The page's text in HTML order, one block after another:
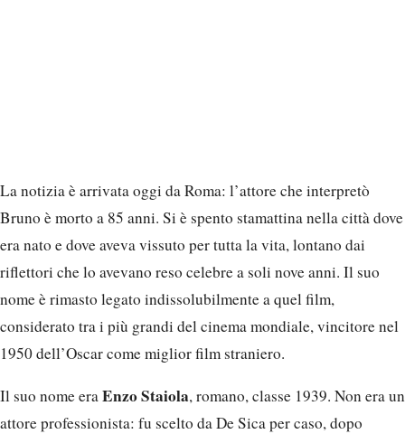
La notizia è arrivata oggi da Roma: l’attore che interpretò
Bruno è morto a 85 anni. Si è spento stamattina nella città dove
era nato e dove aveva vissuto per tutta la vita, lontano dai
riflettori che lo avevano reso celebre a soli nove anni. Il suo
nome è rimasto legato indissolubilmente a quel film,
considerato tra i più grandi del cinema mondiale, vincitore nel
1950 dell’Oscar come miglior film straniero.
Il suo nome eraEnzo Staiola, romano, classe 1939. Non era un
attore professionista: fu scelto da De Sica per caso, dopo